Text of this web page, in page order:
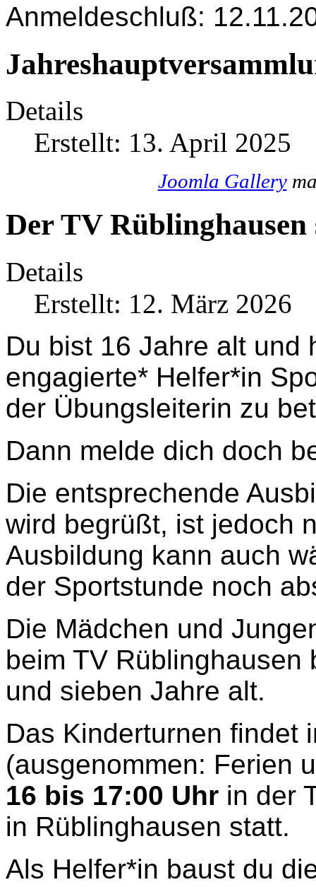
Anmeldeschluß:
Details
Erstellt: 13. April 2025
Joomla Gallery
Der TV
Details
Erstellt: 12. März 2026
Du bist 16 Jahre alt und
engagierte* Helfer*in
der Übungsleiterin zu
Dann melde dich doch
Die entsprechende
wird begrüßt, ist jedoch
Ausbildung kann auch
der Sportstunde noch
Die Mädchen und
beim TV
und sieben Jahre alt.
Das Kinderturnen findet
(ausgenommen: Ferien
16 bis 17:00 Uhr in der
in Rüblinghausen statt.
Als Helfer*in baust du